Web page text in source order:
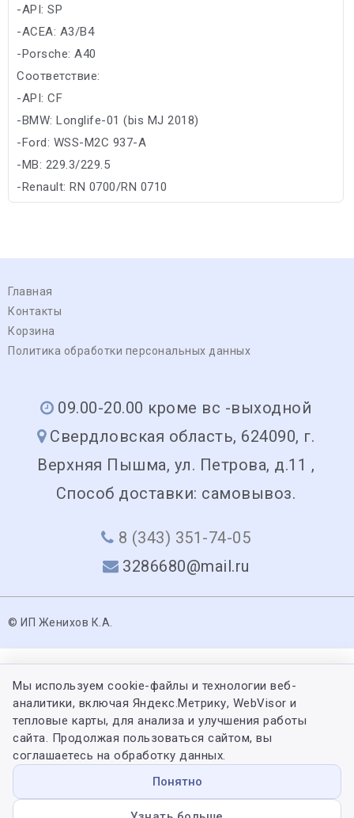
-API: SP
-ACEA: A3/B4
-Porsche: A40
Соответствие:
-API: CF
-BMW: Longlife-01 (bis MJ 2018)
-Ford: WSS-M2C 937-A
-MB: 229.3/229.5
-Renault: RN 0700/RN 0710
Главная
Контакты
Корзина
Политика обработки персональных данных
09.00-20.00 кроме вс -выходной
Свердловская область, 624090, г.
Верхняя Пышма, ул. Петрова, д.11 ,
Способ доставки: самовывоз.
8 (343) 351-74-05
3286680@mail.ru
© ИП Женихов К.А.
Мы используем cookie-файлы и технологии веб-
аналитики, включая Яндекс.Метрику, WebVisor и
тепловые карты, для анализа и улучшения работы
сайта. Продолжая пользоваться сайтом, вы
соглашаетесь на обработку данных.
Понятно